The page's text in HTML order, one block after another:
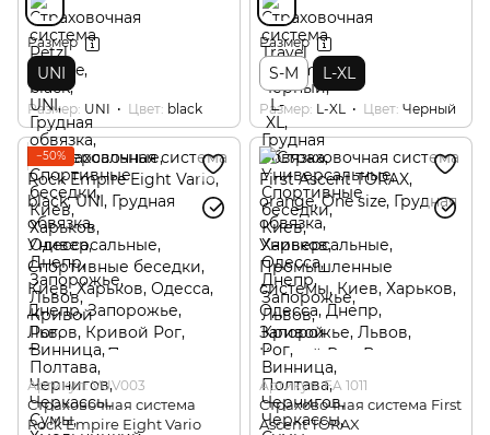
Размер
UNI
Размер UNI Цвет black
Размер
S-M L-XL
Размер L-XL Цвет Черный
−50%
Артикул: VUV003
Страховочная система
Rock Empire Eight Vario
Артикул: FA 1011
Страховочная система First
Ascent TORAX